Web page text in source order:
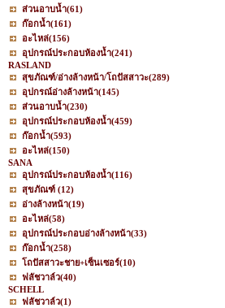
ส่วนอาบน้ำ(61)
ก๊อกน้ำ(161)
อะไหล่(156)
อุปกรณ์ประกอบห้องน้ำ(241)
RASLAND
สุขภัณฑ์/อ่างล้างหน้า/โถปัสสาวะ(289)
อุปกรณ์อ่างล้างหน้า(145)
ส่วนอาบน้ำ(230)
อุปกรณ์ประกอบห้องน้ำ(459)
ก๊อกน้ำ(593)
อะไหล่(150)
SANA
อุปกรณ์ประกอบห้องน้ำ(116)
สุขภัณฑ์ (12)
อ่างล้างหน้า(19)
อะไหล่(58)
อุปกรณ์ประกอบอ่างล้างหน้า(33)
ก๊อกน้ำ(258)
โถปัสสาวะชาย+เซ็นเซอร์(10)
ฟลัชวาล์ว(40)
SCHELL
ฟลัชวาล์ว(1)